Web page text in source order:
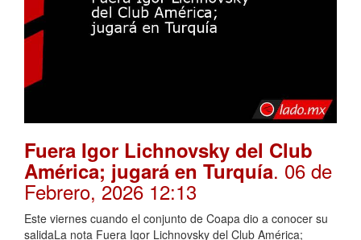
Fuera Igor Lichnovsky del Club
América; jugará en Turquía. 06 de
Febrero, 2026 12:13
Este viernes cuando el conjunto de Coapa dio a conocer su
salidaLa nota Fuera Igor Lichnovsky del Club América;